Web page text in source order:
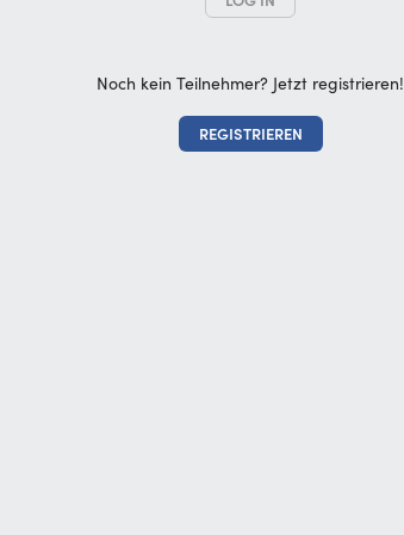
Noch kein Teilnehmer? Jetzt registrieren!
REGISTRIEREN